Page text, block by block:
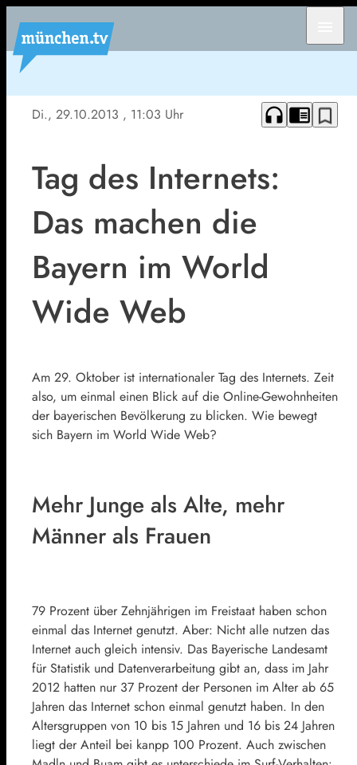
Di., 29.10.2013 , 11:03 Uhr headphones chrome_reader_mode bookmark_border
Tag des Internets:
Das machen die
Bayern im World
Wide Web
Am 29. Oktober ist internationaler Tag des Internets. Zeit
also, um einmal einen Blick auf die Online-Gewohnheiten
der bayerischen Bevölkerung zu blicken. Wie bewegt
sich Bayern im World Wide Web?
Mehr Junge als Alte, mehr
Männer als Frauen
79 Prozent über Zehnjährigen im Freistaat haben schon
einmal das Internet genutzt. Aber: Nicht alle nutzen das
Internet auch gleich intensiv. Das Bayerische Landesamt
für Statistik und Datenverarbeitung gibt an, dass im Jahr
2012 hatten nur 37 Prozent der Personen im Alter ab 65
Jahren das Internet schon einmal genutzt haben. In den
Altersgruppen von 10 bis 15 Jahren und 16 bis 24 Jahren
liegt der Anteil bei kanpp 100 Prozent. Auch zwischen